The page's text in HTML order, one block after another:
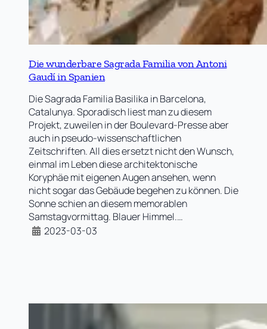
Die wunderbare Sagrada Familia von Antoni
Gaudí in Spanien
Die Sagrada Familia Basilika in Barcelona,
Catalunya. Sporadisch liest man zu diesem
Projekt, zuweilen in der Boulevard-Presse aber
auch in pseudo-wissenschaftlichen
Zeitschriften. All dies ersetzt nicht den Wunsch,
einmal im Leben diese architektonische
Koryphäe mit eigenen Augen ansehen, wenn
nicht sogar das Gebäude begehen zu können. Die
Sonne schien an diesem memorablen
Samstagvormittag. Blauer Himmel.…
2023-03-03